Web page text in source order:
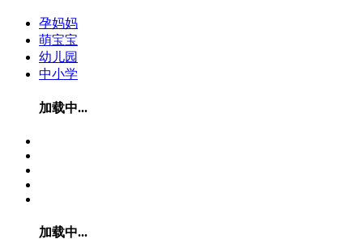
孕妈妈
萌宝宝
幼儿园
中小学
加载中...
加载中...